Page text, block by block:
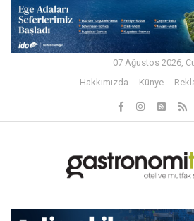
07 Ağustos 2026,
Hakkımızda
Künye